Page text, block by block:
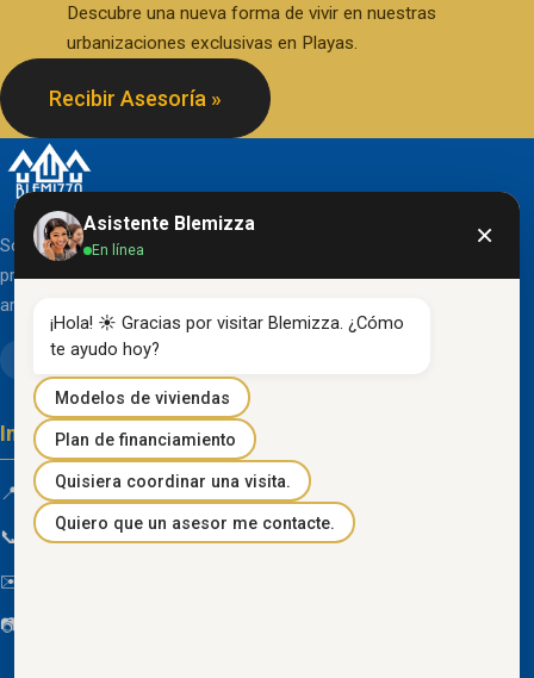
Descubre una nueva forma de vivir en nuestras
urbanizaciones exclusivas en Playas.
Recibir Asesoría »
Somos una organización líder en el desarrollo de
proyectos inmobiliarios que destacan por su diseño
arquitectónico clásico y acabados de primera línea.
Información de contacto
📍 Km 85 Vía Progreso, Playas, Guayas, Ecuador
📞 096 934 4318
✉️
📷
Asistente Blemizza
En línea ×
¡Hola! ☀️ Gracias por visitar Blemizza. ¿Cómo
te ayudo hoy?
Modelos de viviendas
Plan de financiamiento
Quisiera coordinar una visita.
Quiero que un asesor me contacte.